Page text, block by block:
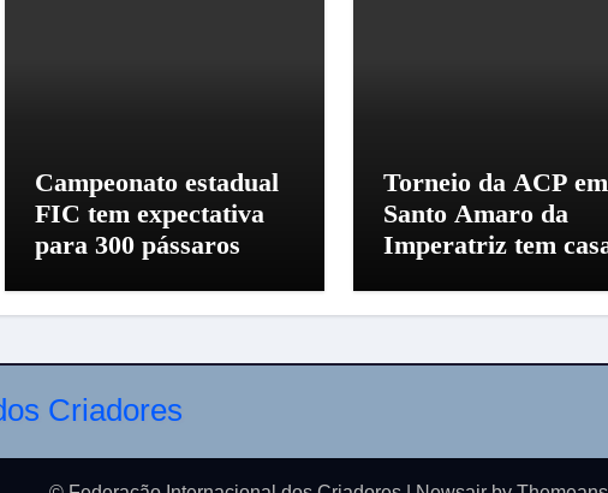
Campeonato estadual
FIC tem expectativa
para 300 pássaros
Torneio da ACP em
Santo Amaro da
Imperatriz tem